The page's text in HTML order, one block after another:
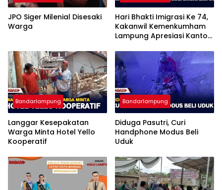
JPO Siger Milenial Disesaki
Warga
Hari Bhakti Imigrasi Ke 74,
Kakanwil Kemenkumham
Lampung Apresiasi Kantor
Bandarlampung
Langgar Kesepakatan
Warga Minta Hotel Yello
Kooperatif
Bandarlampung
Diduga Pasutri, Curi
Handphone Modus Beli
Uduk